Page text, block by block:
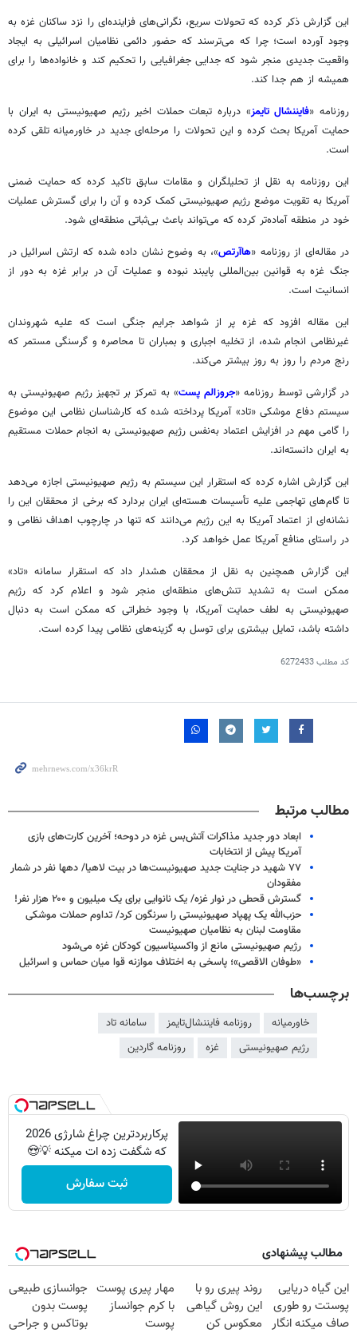
این گزارش ذکر کرده که تحولات سریع، نگرانی‌های فزاینده‌ای را نزد ساکنان غزه به
وجود آورده است؛ چرا که می‌ترسند که حضور دائمی نظامیان اسرائیلی به ایجاد
واقعیت جدیدی منجر شود که جدایی جغرافیایی را تحکیم کند و خانواده‌ها را برای
همیشه از هم جدا کند.
روزنامه «فایننشال تایمز» درباره تبعات حملات اخیر رژیم صهیونیستی به ایران با
حمایت آمریکا بحث کرده و این تحولات را مرحله‌ای جدید در خاورمیانه تلقی کرده
است.
این روزنامه به نقل از تحلیلگران و مقامات سابق تاکید کرده که حمایت ضمنی
آمریکا به تقویت موضع رژیم صهیونیستی کمک کرده و آن را برای گسترش عملیات
خود در منطقه آماده‌تر کرده که می‌تواند باعث بی‌ثباتی منطقه‌ای شود.
در مقاله‌ای از روزنامه «هاآرتص»، به وضوح نشان داده شده که ارتش اسرائیل در
جنگ غزه به قوانین بین‌المللی پایبند نبوده و عملیات آن در برابر غزه به دور از
انسانیت است.
این مقاله افزود که غزه پر از شواهد جرایم جنگی است که علیه شهروندان
غیرنظامی انجام شده، از تخلیه اجباری و بمباران تا محاصره و گرسنگی مستمر که
رنج مردم را روز به روز بیشتر می‌کند.
در گزارشی توسط روزنامه «جروزالم پست» به تمرکز بر تجهیز رژیم صهیونیستی به
سیستم دفاع موشکی «تاد» آمریکا پرداخته شده که کارشناسان نظامی این موضوع
را گامی مهم در افزایش اعتماد به‌نفس رژیم صهیونیستی به انجام حملات مستقیم
به ایران دانسته‌اند.
این گزارش اشاره کرده که استقرار این سیستم به رژیم صهیونیستی اجازه می‌دهد
تا گام‌های تهاجمی علیه تأسیسات هسته‌ای ایران بردارد که برخی از محققان این را
نشانه‌ای از اعتماد آمریکا به این رژیم می‌دانند که تنها در چارچوب اهداف نظامی و
در راستای منافع آمریکا عمل خواهد کرد.
این گزارش همچنین به نقل از محققان هشدار داد که استقرار سامانه «تاد»
ممکن است به تشدید تنش‌های منطقه‌ای منجر شود و اعلام کرد که رژیم
صهیونیستی به لطف حمایت آمریکا، با وجود خطراتی که ممکن است به دنبال
داشته باشد، تمایل بیشتری برای توسل به گزینه‌های نظامی پیدا کرده است.
کد مطلب6272433
مطالب مرتبط
ابعاد دور جدید مذاکرات آتش‌بس غزه در دوحه؛ آخرین کارت‌های بازی
آمریکا پیش از انتخابات
۷۷ شهید در جنایت جدید صهیونیست‌ها در بیت لاهیا/ دهها نفر در شمار
مفقودان
گسترش قحطی در نوار غزه/ یک نانوایی برای یک میلیون و ۲۰۰ هزار نفر!
حزب‌الله یک پهپاد صهیونیستی را سرنگون کرد/ تداوم حملات موشکی
مقاومت لبنان به نظامیان صهیونیست
رژیم صهیونیستی مانع از واکسیناسیون کودکان غزه می‌شود
«طوفان الاقصی»؛ پاسخی به اختلاف موازنه قوا میان حماس و اسرائیل
برچسب‌ها
خاورمیانه روزنامه فایننشال‌تایمز
سامانه تاد
رژیم صهیونیستی
غزه روزنامه گاردین
پرکاربردترین چراغ شارژی 2026
که شگفت زده ات میکنه 💡😍
ثبت سفارش
مطالب پیشنهادی
این گیاه دریایی
پوستت رو طوری
صاف میکنه انگار
روند پیری رو با
این روش گیاهی
معکوس کن
مهار پیری پوست
با کرم جوانساز
پوست
جوانسازی طبیعی
پوست بدون
بوتاکس و جراحی